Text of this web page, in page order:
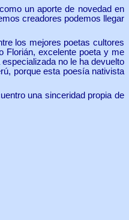
un aporte de novedad en
creadores podemos llegar
los mejores poetas cultores
Florián, excelente poeta y me
no le ha devuelto
porque esta poesía nativista
una sinceridad propia de